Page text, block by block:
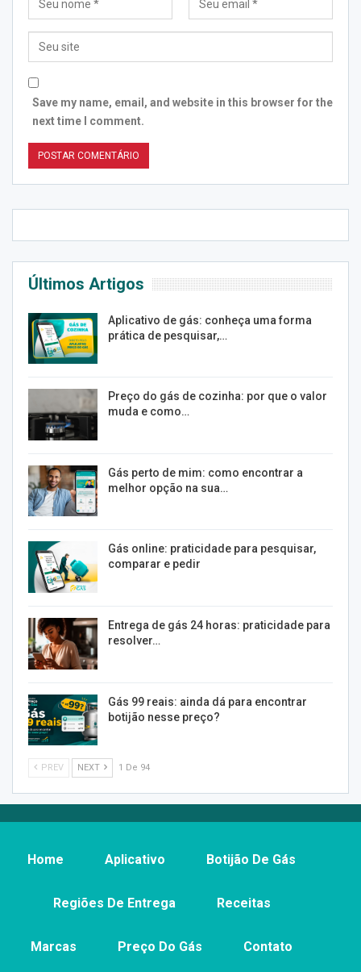
Save my name, email, and website in this browser for the
next time I comment.
Últimos Artigos
Aplicativo de gás: conheça uma forma
prática de pesquisar,…
Preço do gás de cozinha: por que o valor
muda e como…
Gás perto de mim: como encontrar a
melhor opção na sua…
Gás online: praticidade para pesquisar,
comparar e pedir
Entrega de gás 24 horas: praticidade para
resolver…
Gás 99 reais: ainda dá para encontrar
botijão nesse preço?
PREV NEXT 1 De 94
Home Aplicativo Botijão De Gás
Regiões De Entrega Receitas
Marcas Preço Do Gás Contato